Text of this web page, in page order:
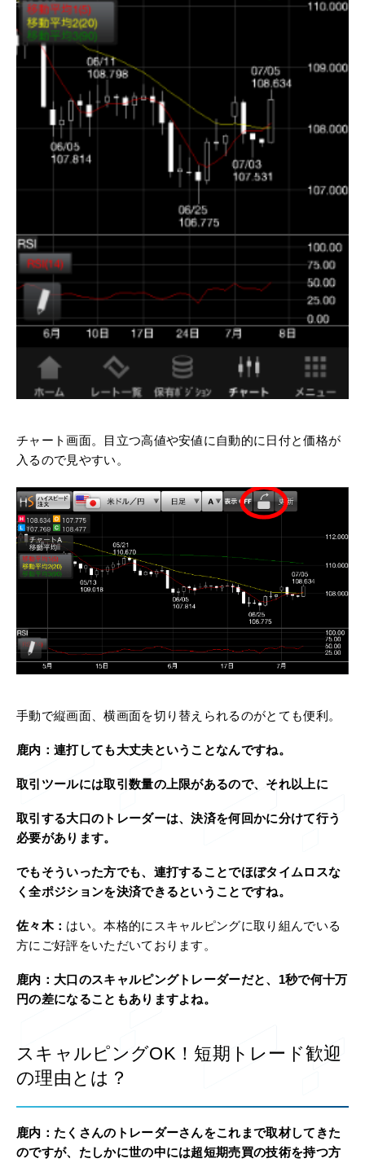
チャート画面。目立つ高値や安値に自動的に日付と価格が
入るので見やすい。
手動で縦画面、横画面を切り替えられるのがとても便利。
鹿内： 連打しても大丈夫ということなんですね。
取引ツールには取引数量の上限があるので、それ以上に
取引する大口のトレーダーは、決済を何回かに分けて行う
必要があります。
でもそういった方でも、連打することでほぼタイムロスな
く全ポジションを決済できるということですね。
佐々木： はい。本格的にスキャルピングに取り組んでいる
方にご好評をいただいております。
鹿内： 大口のスキャルピングトレーダーだと、1秒で何十万
円の差になることもありますよね。
スキャルピングOK！短期トレード歓迎
の理由とは？
鹿内： たくさんのトレーダーさんをこれまで取材してきた
のですが、たしかに世の中には超短期売買の技術を持つ方